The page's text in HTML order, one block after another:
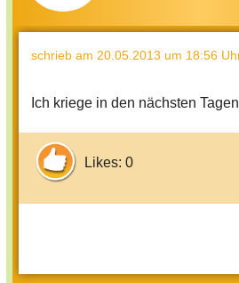
schrieb am 20.05.2013 um 18:56
Ich kriege in den nächsten
Likes: 0